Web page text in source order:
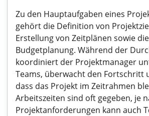
Zu den Hauptaufgaben eines
gehört die Definition von
Erstellung von Zeitplänen sowie die
Budgetplanung. Während der
koordiniert der Projektmanager
Teams, überwacht den Fortschritt
dass das Projekt im Zeitrahmen
Arbeitszeiten sind oft gegeben, je
Projektanforderungen kann auch